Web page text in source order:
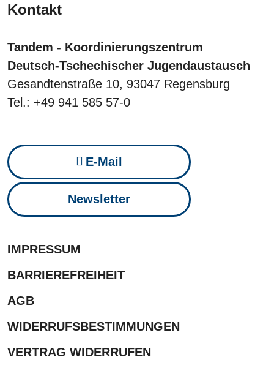
Kontakt
Tandem - Koordinierungszentrum
Deutsch-Tschechischer Jugendaustausch
Gesandtenstraße 10, 93047 Regensburg
Tel.: +49 941 585 57-0
E-Mail
Newsletter
IMPRESSUM
BARRIEREFREIHEIT
AGB
WIDERRUFSBESTIMMUNGEN
VERTRAG WIDERRUFEN